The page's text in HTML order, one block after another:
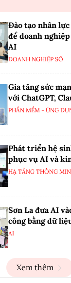
Đào tạo nhân
để doanh
AI
DOANH NGHIỆP SỐ
Gia tăng sức
với ChatGPT,
PHẦN MỀM - ỨNG
Phát triển hệ
phục vụ AI và
HẠ TẦNG THÔNG
Sơn La đưa AI
công bằng dữ
AI
Xem thêm